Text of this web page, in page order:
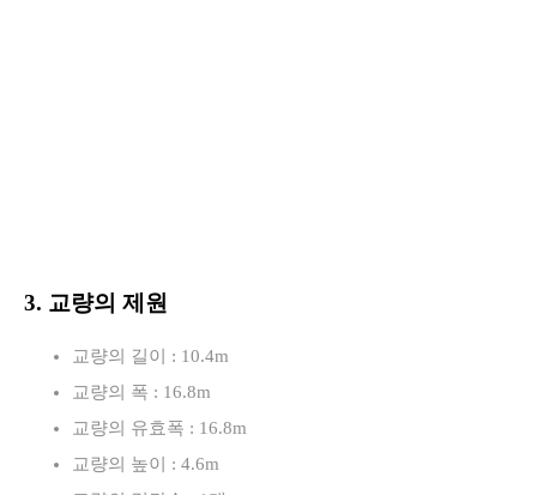
3. 교량의 제원
교량의 길이 : 10.4m
교량의 폭 : 16.8m
교량의 유효폭 : 16.8m
교량의 높이 : 4.6m